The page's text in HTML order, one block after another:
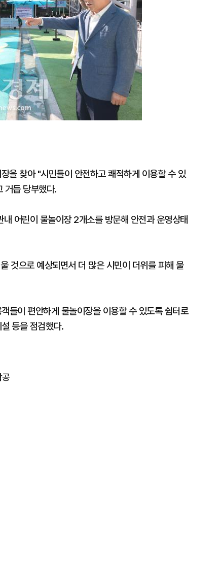
대
을 찾아 "시민들이 안전하고 쾌적하게 이용할 수 있
거듭 당부했다.
어린이 물놀이장 2개소를 방문해 안전과 운영상태
것으로 예상되면서 더 많은 시민이 더위를 피해 물
들이 편안하게 물놀이장을 이용할 수 있도록 쉼터로
등을 점검했다.
공